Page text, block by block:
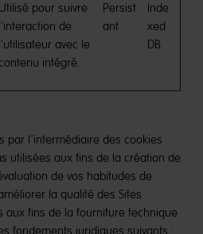
Utilisé pour suivre
l'interaction de
l'utilisateur avec le
contenu intégré.
Persist
ant
Inde
xed
DB
par l’intermédiaire des cookies
utilisées aux fins de la création de
de vos habitudes de
la qualité des Sites
aux fins de la fourniture technique
fondements juridiques suivants :